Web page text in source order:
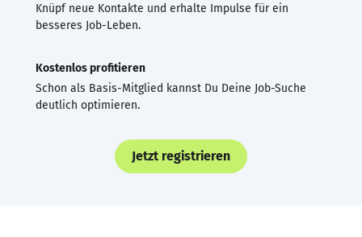
Knüpf neue Kontakte und erhalte Impulse für ein
besseres Job-Leben.
Kostenlos profitieren
Schon als Basis-Mitglied kannst Du Deine Job-Suche
deutlich optimieren.
Jetzt registrieren